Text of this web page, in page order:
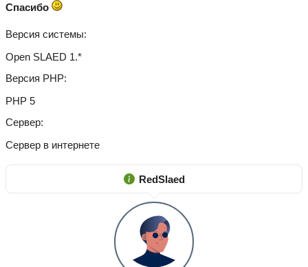
Спасибо
Версия системы
Open SLAED 1.*
Версия PHP
PHP 5
Сервер
Сервер в интернете
RedSlaed